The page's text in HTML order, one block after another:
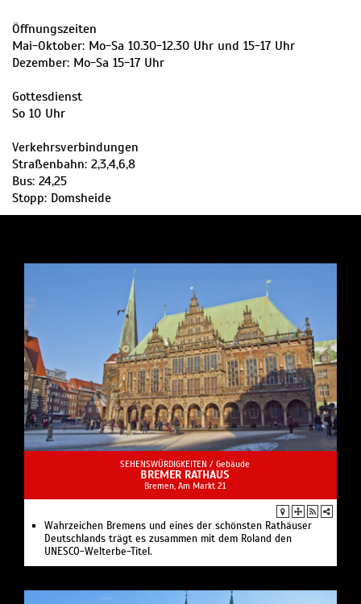
Öffnungszeiten
Mai-Oktober: Mo-Sa 10.30-12.30 Uhr und 15-17 Uhr
Dezember: Mo-Sa 15-17 Uhr
Gottesdienst
So 10 Uhr
Verkehrsverbindungen
Straßenbahn: 2,3,4,6,8
Bus: 24,25
Stopp: Domsheide
SEHENSWÜRDIGKEITEN / Gebäude
BREMER RATHAUS
Bremen, Am Markt 21
Wahrzeichen Bremens und eines der schönsten Rathäuser
Deutschlands trägt es zusammen mit dem Roland den
UNESCO-Welterbe-Titel.